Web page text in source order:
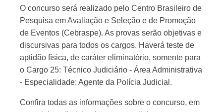
O concurso será realizado pelo Centro Brasileiro de
Pesquisa em Avaliação e Seleção e de Promoção
de Eventos (Cebraspe). As provas serão objetivas e
discursivas para todos os cargos. Haverá teste de
aptidão física, de caráter eliminatório, somente para
o Cargo 25: Técnico Judiciário - Área Administrativa
- Especialidade: Agente da Polícia Judicial.
Confira todas as informações sobre o concurso, em